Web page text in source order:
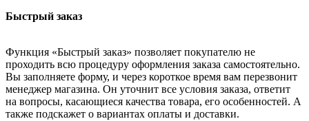
Быстрый заказ
Функция «Быстрый заказ» позволяет покупателю не
проходить всю процедуру оформления заказа самостоятельно.
Вы заполняете форму, и через короткое время вам перезвонит
менеджер магазина. Он уточнит все условия заказа, ответит
на вопросы, касающиеся качества товара, его особенностей. А
также подскажет о вариантах оплаты и доставки.